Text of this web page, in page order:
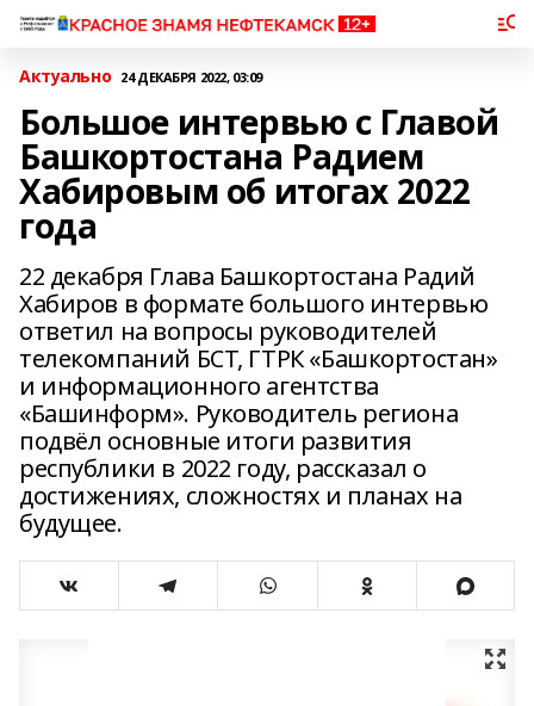
Актуально 24 ДЕКАБРЯ 2022, 03:09
Большое интервью с Главой
Башкортостана Радием
Хабировым об итогах 2022
года
22 декабря Глава Башкортостана Радий
Хабиров в формате большого интервью
ответил на вопросы руководителей
телекомпаний БСТ, ГТРК «Башкортостан»
и информационного агентства
«Башинформ». Руководитель региона
подвёл основные итоги развития
республики в 2022 году, рассказал о
достижениях, сложностях и планах на
будущее.